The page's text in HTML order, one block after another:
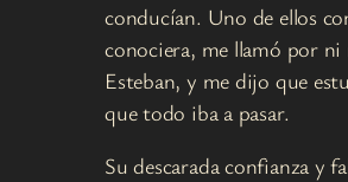
conducían. Uno de ellos
conociera, me llamó por
Esteban, y me dijo que
que todo iba a pasar.
Su descarada confianza y